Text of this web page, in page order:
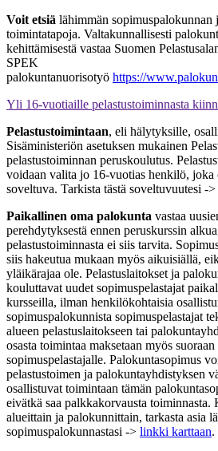
Voit etsiä lähimmän sopimuspalokunnan
toimintatapoja. Valtakunnallisesti
kehittämisestä vastaa Suomen
SPEK
palokuntanuorisotyö https://
Yli 16-vuotiaille pelastustoiminnasta
Pelastustoimintaan, eli hälytyksille,
Sisäministeriön asetuksen mukainen
pelastustoiminnan peruskoulutus.
voidaan valita jo 16-vuotias henkilö, joka
soveltuva. Tarkista tästä soveltuvuutesi ->
Paikallinen oma palokunta vastaa
perehdytyksestä ennen peruskurssin
pelastustoiminnasta ei siis tarvita.
siis hakeutua mukaan myös aikuisiällä,
yläikärajaa ole. Pelastuslaitokset ja
kouluttavat uudet sopimuspelastajat
kursseilla, ilman henkilökohtaisia
sopimuspalokunnista sopimuspelastajat
alueen pelastuslaitokseen tai
osasta toimintaa maksetaan myös
sopimuspelastajalle. Palokuntasopimus
pelastustoimen ja palokuntayhdistyksen
osallistuvat toimintaan tämän
eivätkä saa palkkakorvausta toiminnasta.
alueittain ja palokunnittain, tarkasta asia
sopimuspalokunnastasi -> linkki karttaan.